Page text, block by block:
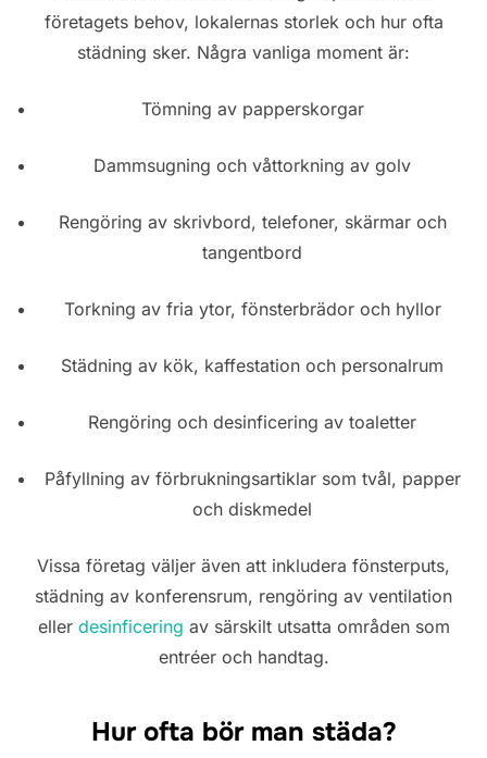
företagets behov, lokalernas storlek och hur ofta
städning sker. Några vanliga moment är:
Tömning av papperskorgar
Dammsugning och våttorkning av golv
Rengöring av skrivbord, telefoner, skärmar och
tangentbord
Torkning av fria ytor, fönsterbrädor och hyllor
Städning av kök, kaffestation och personalrum
Rengöring och desinficering av toaletter
Påfyllning av förbrukningsartiklar som tvål, papper
och diskmedel
Vissa företag väljer även att inkludera fönsterputs,
städning av konferensrum, rengöring av ventilation
eller desinficering av särskilt utsatta områden som
entréer och handtag.
Hur ofta bör man städa?